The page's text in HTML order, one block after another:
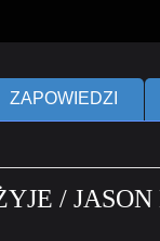
ZAPOWIEDZI
/